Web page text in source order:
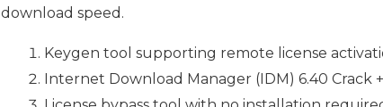
download speed.
Keygen tool supporting remote license
Internet Download Manager (IDM) 6.40 Crack